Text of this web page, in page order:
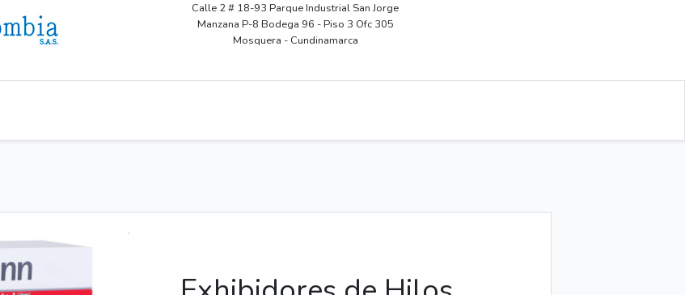
Calle 2 # 18-93 Parque Industrial San Jorge
Manzana P-8 Bodega 96 - Piso 3 Ofc 305
Mosquera - Cundinamarca